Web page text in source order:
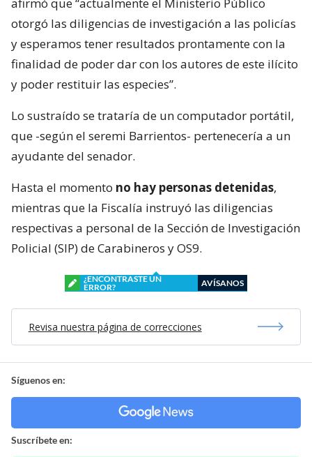
otorgó las diligencias de investigación a las policías
y esperamos tener resultados prontamente con la
finalidad de poder dar con los autores de este ilícito
y poder restituir las especies”.
Lo sustraído se trataría de un computador portátil,
que -según el seremi Barrientos- pertenecería a un
ayudante del senador.
Hasta el momento no hay personas detenidas,
mientras que la Fiscalía instruyó las diligencias
respectivas a personal de la Sección de Investigación
Policial (SIP) de Carabineros y OS9.
¿ENCONTRASTE UN
ERROR?
AVÍSANOS
Revisa nuestra página de correcciones
Síguenos en:
Suscríbete en: